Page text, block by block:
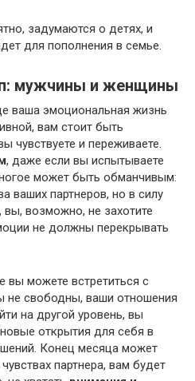
задумаются о детях, и
для пополнения в семье.
мужчины и женщины
ваша эмоциональная жизнь
вам стоит быть
чувствуете и переживаете.
, даже если вы испытываете
может быть обманчивым:
ваших партнеров, но в силу
вы, возможно, не захотите
не должны перекрывать
вы можете встретиться с
не свободны, ваши отношения
на другой уровень, вы
открытия для себя в
Конец месяца может
партнера, вам будет